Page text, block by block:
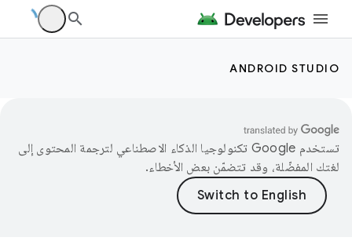
ANDROID STUDIO
تستخدم Google تكنولوجيا الذكاء الاصطناعي لترجمة المحتوى إلى
لغتك المفضّلة، وقد تتضمّن بعض الأخطاء.